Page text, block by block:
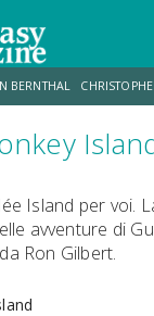
BERNTHAL
& GAMES ODISSEA
MICHAEL MANDO
Island per voi.
avventure di
Ron Gilbert.